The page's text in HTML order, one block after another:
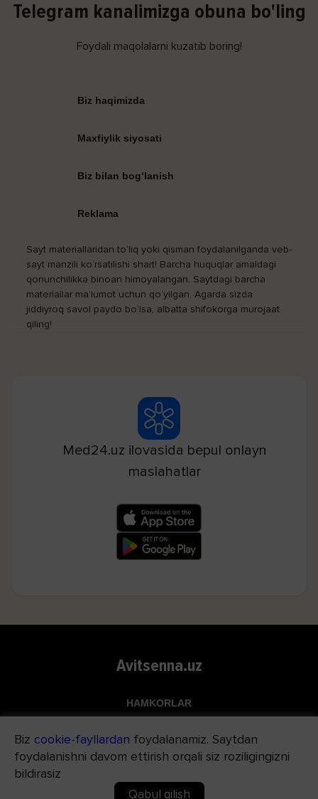
Telegram kanalimizga obuna bo'ling
Foydali maqolalarni kuzatib boring!
Biz haqimizda
Maxfiylik siyosati
Biz bilan bog‘lanish
Reklama
Sayt materiallaridan to‘liq yoki qisman foydalanilganda veb-
sayt manzili ko‘rsatilishi shart! Barcha huquqlar amaldagi
qonunchilikka binoan himoyalangan. Saytdagi barcha
materiallar ma’lumot uchun qo‘yilgan. Agarda sizda
jiddiyroq savol paydo bo‘lsa, albatta shifokorga murojaat
qiling!
Med24.uz ilovasida bepul onlayn
maslahatlar
Avitsenna.uz
HAMKORLAR
Apteka.uz
Med24.uz
Biz cookie-fayllardan foydalanamiz. Saytdan
foydalanishni davom ettirish orqali siz roziligingizni
bildirasiz
Qabul qilish